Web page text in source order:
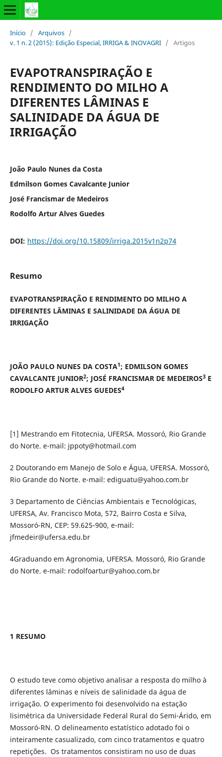
Início / Arquivos /
v. 1 n. 2 (2015): Edição Especial, IRRIGA & INOVAGRI / Artigos
EVAPOTRANSPIRAÇÃO E
RENDIMENTO DO MILHO A
DIFERENTES LÂMINAS E
SALINIDADE DA ÁGUA DE
IRRIGAÇÃO
João Paulo Nunes da Costa
Edmilson Gomes Cavalcante Junior
José Francismar de Medeiros
Rodolfo Artur Alves Guedes
DOI: https://doi.org/10.15809/irriga.2015v1n2p74
Resumo
EVAPOTRANSPIRAÇÃO E RENDIMENTO DO MILHO A
DIFERENTES LÂMINAS E SALINIDADE DA ÁGUA DE
IRRIGAÇÃO
JOÃO PAULO NUNES DA COSTA1; EDMILSON GOMES
CAVALCANTE JUNIOR2; JOSÉ FRANCISMAR DE MEDEIROS3E
RODOLFO ARTUR ALVES GUEDES4
[1] Mestrando em Fitotecnia, UFERSA. Mossoró, Rio Grande
do Norte. e-mail: jppoty@hotmail.com
2 Doutorando em Manejo de Solo e Água, UFERSA. Mossoró,
Rio Grande do Norte. e-mail: ediguatu@yahoo.com.br
3 Departamento de Ciências Ambientais e Tecnológicas,
UFERSA, Av. Francisco Mota, 572, Bairro Costa e Silva,
Mossoró-RN, CEP: 59.625-900, e-mail:
jfmedeir@ufersa.edu.br
4Graduando em Agronomia, UFERSA. Mossoró, Rio Grande
do Norte. e-mail: rodolfoartur@yahoo.com.br
1 RESUMO
O estudo teve como objetivo analisar a resposta do milho à
diferentes lâminas e níveis de salinidade da água de
irrigação. O experimento foi desenvolvido na estação
lisimétrica da Universidade Federal Rural do Semi-Árido, em
Mossoró-RN. O delineamento estatístico adotado foi o
inteiramente casualizado, com cinco tratamentos e quatro
repetições. Os tratamentos consistiram no uso de duas